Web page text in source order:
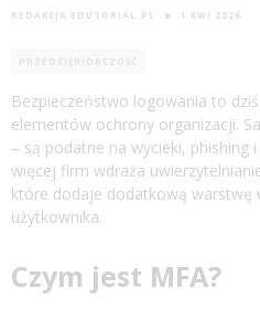
REDAKCJA EDUTORIAL.PL 1 KWI 2026
PRZEDSIĘBIORCZOŚĆ
Bezpieczeństwo logowania to
elementów ochrony organizacji.
– są podatne na wycieki,
więcej firm wdraża
które dodaje dodatkową warstwę
użytkownika.
Czym jest MFA?